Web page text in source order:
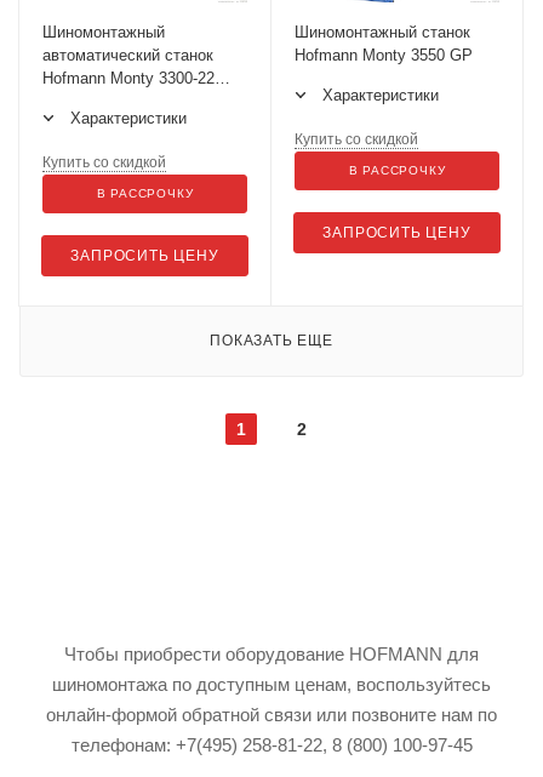
Шиномонтажный
автоматический станок
Hofmann Monty 3300-22
Характеристики
ЗАПРОСИТЬ ЦЕНУ
Купить со скидкой
В РАССРОЧКУ
Шиномонтажный станок
Hofmann Monty 3550 GP
Характеристики
ЗАПРОСИТЬ ЦЕНУ
Купить со скидкой
В РАССРОЧКУ
ПОКАЗАТЬ ЕЩЕ
1 2
Чтобы приобрести оборудование HOFMANN для
шиномонтажа по доступным ценам, воспользуйтесь
онлайн-формой обратной связи или позвоните нам по
телефонам: +7(495) 258-81-22, 8 (800) 100-97-45